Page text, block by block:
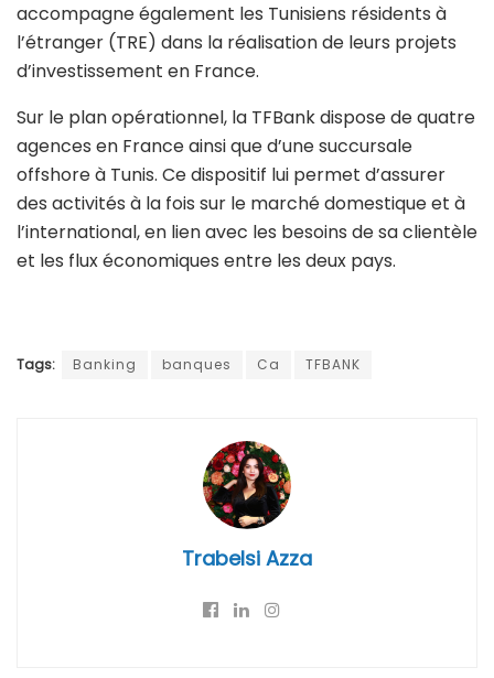
accompagne également les Tunisiens résidents à
l’étranger (TRE) dans la réalisation de leurs projets
d’investissement en France.
Sur le plan opérationnel, la TFBank dispose de quatre
agences en France ainsi que d’une succursale
offshore à Tunis. Ce dispositif lui permet d’assurer
des activités à la fois sur le marché domestique et à
l’international, en lien avec les besoins de sa clientèle
et les flux économiques entre les deux pays.
Tags: Banking banques Ca TFBANK
Trabelsi Azza